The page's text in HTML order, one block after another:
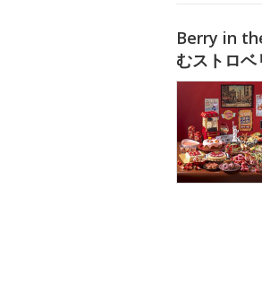
Berry in
むストロ